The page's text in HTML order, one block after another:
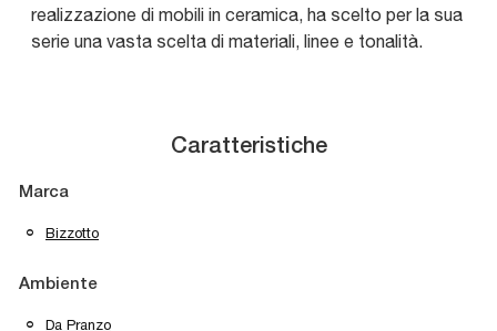
realizzazione di mobili in ceramica, ha scelto per la sua
serie una vasta scelta di materiali, linee e tonalità.
Caratteristiche
Marca
Bizzotto
Ambiente
Da Pranzo